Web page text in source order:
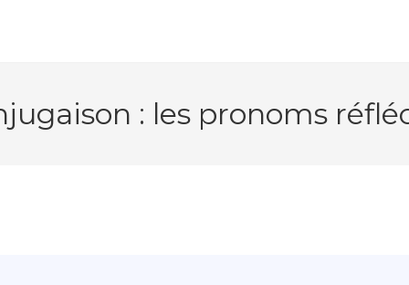
: les pronoms